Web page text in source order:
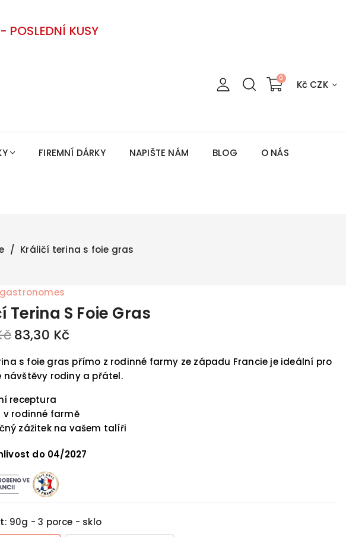
POSLEDNÍ KUSY
Kč CZK
FIREMNÍ DÁRKY NAPIŠTE NÁM BLOG O NÁS
Králičí terina s foie gras
Terina S Foie Gras
83,30 Kč
s foie gras přímo z rodinné farmy ze západu Francie je ideální pro
návštěvy rodiny a přátel.
receptura
v rodinné farmě
zážitek na vašem talíři
do 04/2027
: 90g - 3 porce - sklo